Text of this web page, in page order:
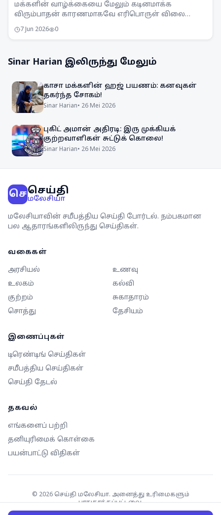
மக்களின் வாழ்க்கையை மேலும் கடினமாக்க
விரும்பாதன் காரணமாகவே எரிபொருள் விலை
இப்ராஹிம் திட்டவட்டமாகத் தெரிவித்துள்ளார்.
7 Jun 2026 0
Sinar Harian இலிருந்து மேலும்
காசா மக்களின் ஹஜ் பயணம்: கனவுகள்
தகர்ந்த சோகம்!
Sinar Harian• 26 Mei 2026
புகிட் அமான் அதிரடி: இரு முக்கியக்
குற்றவாளிகள் சுட்டுக் கொலை!
Sinar Harian• 26 Mei 2026
செசெய்தி
மலேசியா
மலேசியாவின் சமீபத்திய செய்தி போர்டல். நம்பகமான
பல ஆதாரங்களிலிருந்து செய்திகள்.
வகைகள்
அரசியல்
உணவு
உலகம்
கல்வி
குற்றம்
சுகாதாரம்
சொத்து
தேசியம்
இணைப்புகள்
டிரெண்டிங் செய்திகள்
சமீபத்திய செய்திகள்
செய்தி தேடல்
தகவல்
எங்களைப் பற்றி
தனியுரிமைக் கொள்கை
பயன்பாட்டு விதிகள்
© 2026செய்தி மலேசியா. அனைத்து உரிமைகளும்
பாதுகாக்கப்பட்டவை.